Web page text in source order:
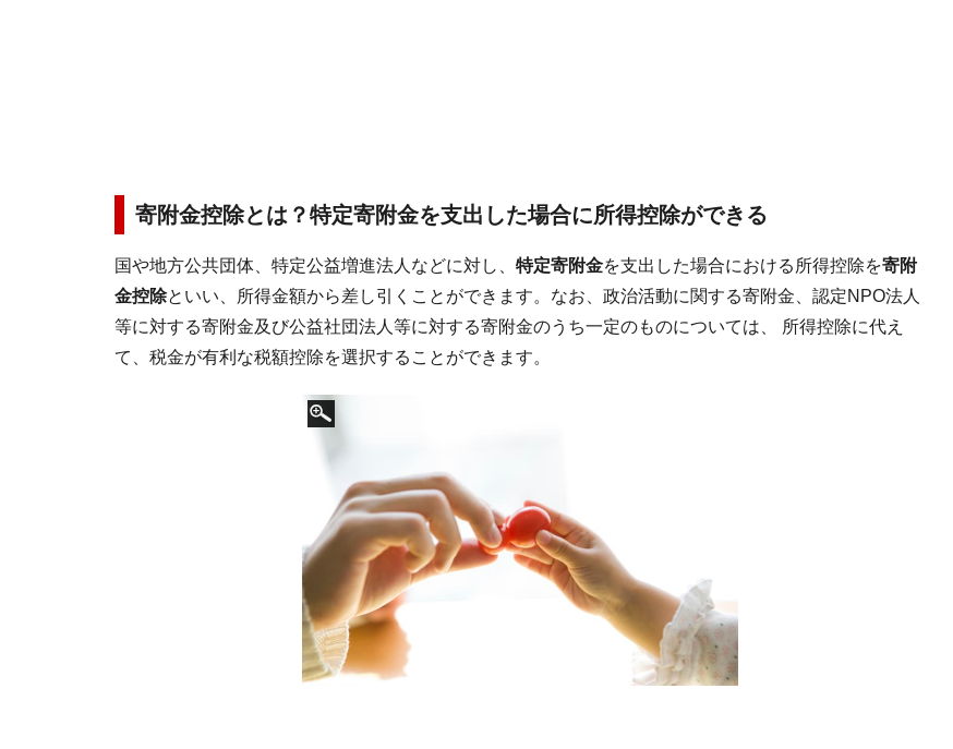
寄附金控除とは？特定寄附金を支出した場合に所得控除ができる
国や地方公共団体、特定公益増進法人などに対し、 特定寄附金を支出した場合における所得控除を寄附
金控除といい、所得金額から差し引くことができます。なお、政治活動に関する寄附金、認定NPO法人
等に対する寄附金及び公益社団法人等に対する寄附金のうち一定のものについては、 所得控除に代え
て、税金が有利な税額控除を選択することができます。